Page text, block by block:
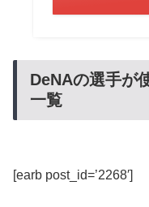
DeNAの選手が
一覧
[earb post_id=’2268′]